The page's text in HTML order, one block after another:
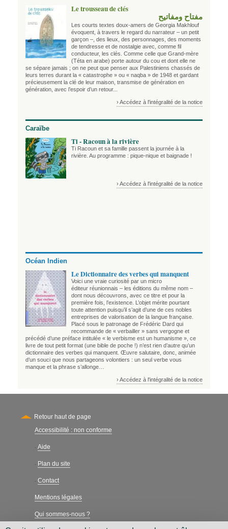
Le trousseau de clés
مفتاح ومفاتيح
Les courts textes doux-amers de Georgia Makhlouf
évoquent, à travers le regard du narrateur – un petit
garçon –, des lieux, des personnages, des moments
de tendresse et de nostalgie avec, comme fil
conducteur, les clés. Comme celle que Grand-mère
(Téta en arabe) porte autour du cou et dont elle ne
se sépare jamais ; on ne peut que penser aux Palestiniens chassés de
leurs terres durant la « catastrophe » ou « naqba » de 1948 et gardant
précieusement la clé de leur maison, transmise de génération en
génération, avec l’espoir d’un retour...
› Accédez à l'intégralité de la notice
Caraïbe
Ti - Racoun à la rivière
Ti Racoun et sa famille passent la journée à la
rivière. Au programme : pique-nique et baignade !
› Accédez à l'intégralité de la notice
Océan Indien
Le Dictionnaire des verbes qui manquent
Voici une vraie curiosité par un micro
éditeur réunionnais – les éditions du même nom –
dont nous découvrons, avec ce titre et pour la
première fois, l’existence. L’objet mérite pourtant
toute attention puisqu’il s’agit d’une de ces nobles
entreprises de valorisation de la langue française.
Placé sous le patronage de Frédéric Dard qui
recommande de « verbailler » sans vergogne et
précédé d’une préface intitulée « le verbisme est un humanisme », ce
livre de tout petit format (une bible de poche !) n’est rien d’autre qu’un
dictionnaire des verbes qui manquent. Œuvre salutaire, donc, animée
d’un souci que nous partageons volontiers : un seul verbe vous
manque et la phrase s’allonge…
› Accédez à l'intégralité de la notice
Retour haut de page
Secondary
Accessibilité : non conforme
- Aide
- Plan du site
- Contact
Mentions légales
Qui sommes-nous ?